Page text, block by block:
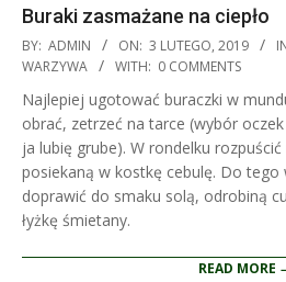
Buraki zasmażane na ciepło
2019-
02-
BY: ADMIN ON: 3 LUTEGO, 2019
WARZYWA
WITH: 0 COMMENTS
Najlepiej ugotować buraczki w
obrać, zetrzeć na tarce (wybór
ja lubię grube). W rondelku
posiekaną w kostkę cebulę. Do tego
doprawić do smaku solą, odrobiną
łyżkę śmietany.
READ MORE